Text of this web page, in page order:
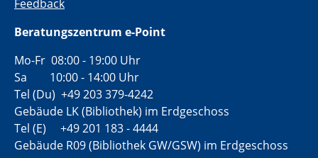
Feedback
Beratungszentrum e-Point
Mo-Fr 08:00 - 19:00 Uhr
Sa 10:00 - 14:00 Uhr
Tel (Du) +49 203 379-4242
Gebäude LK (Bibliothek) im Erdgeschoss
Tel (E) +49 201 183 - 4444
Gebäude R09 (Bibliothek GW/GSW) im Erdgeschoss